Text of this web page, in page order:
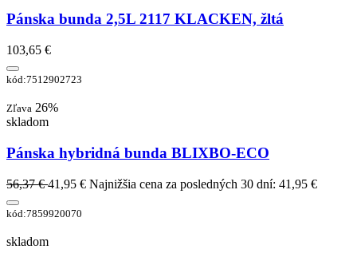
Pánska bunda 2,5L 2117 KLACKEN, žltá
103,65 €
kód:7512902723
Zľava 26%
skladom
Pánska hybridná bunda BLIXBO-ECO
56,37 €41,95 € Najnižšia cena za posledných 30 dní: 41,95 €
kód:7859920070
skladom